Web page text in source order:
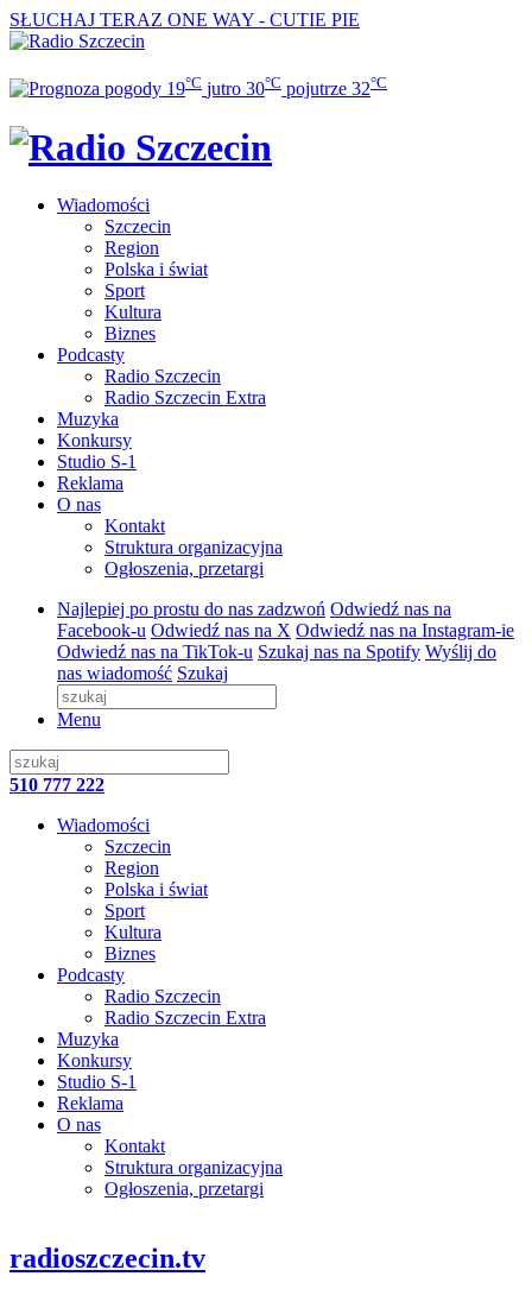
SŁUCHAJ TERAZ ONE WAY - CUTIE PIE
19°C jutro 30°C pojutrze 32°C
Wiadomości
Szczecin
Region
Polska i świat
Sport
Kultura
Biznes
Podcasty
Radio Szczecin
Radio Szczecin Extra
Muzyka
Konkursy
Studio S-1
Reklama
O nas
Kontakt
Struktura organizacyjna
Ogłoszenia, przetargi
Najlepiej po prostu do nas zadzwoń Odwiedź nas na
Facebook-u Odwiedź nas na X Odwiedź nas na Instagram-ie
Odwiedź nas na TikTok-u Szukaj nas na Spotify Wyślij do
nas wiadomość Szukaj
Menu
510 777 222
Wiadomości
Szczecin
Region
Polska i świat
Sport
Kultura
Biznes
Podcasty
Radio Szczecin
Radio Szczecin Extra
Muzyka
Konkursy
Studio S-1
Reklama
O nas
Kontakt
Struktura organizacyjna
Ogłoszenia, przetargi
radioszczecin.tv